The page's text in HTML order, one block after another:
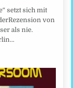
setzt sich mit
von
als nie.